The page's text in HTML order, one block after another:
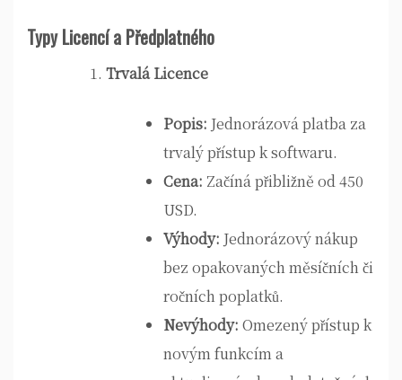
Typy Licencí a Předplatného
Trvalá Licence
Popis: Jednorázová platba za
trvalý přístup k softwaru.
Cena: Začíná přibližně od 450
USD.
Výhody: Jednorázový nákup
bez opakovaných měsíčních či
ročních poplatků.
Nevýhody: Omezený přístup k
novým funkcím a